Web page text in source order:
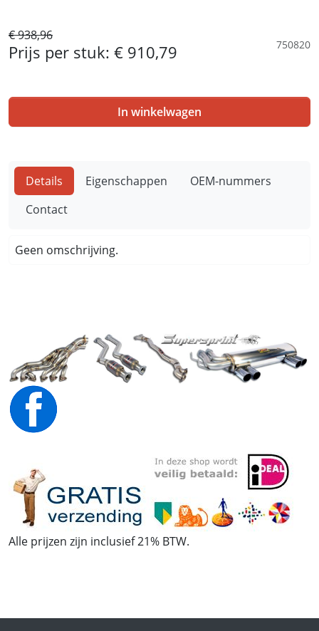
€ 938,96
Prijs per stuk: € 910,79 750820
In winkelwagen
Details Eigenschappen
OEM-nummers
Contact
Geen omschrijving.
Alle prijzen zijn inclusief 21% BTW.